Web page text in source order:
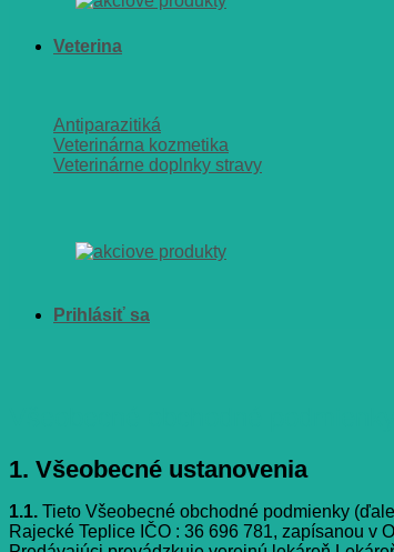
Veterina
Antiparazitiká
Veterinárna kozmetika
Veterinárne doplnky stravy
1. Všeobecné ustanovenia
1.1. Tieto Všeobecné obchodné podmienky
Rajecké Teplice IČO : 36 696 781, zapísanou v